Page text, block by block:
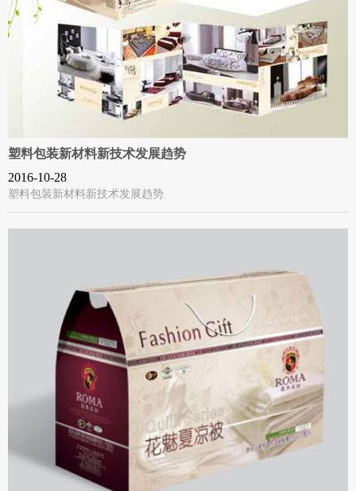
塑料包装新材料新技术发展趋势
2016-10-28
塑料包装新材料新技术发展趋势